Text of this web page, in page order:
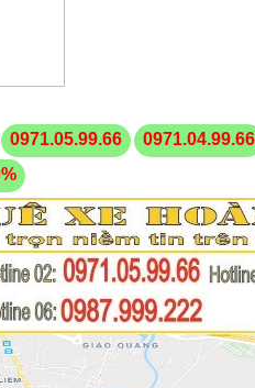
0971.05.99.66 0971.04.99.66